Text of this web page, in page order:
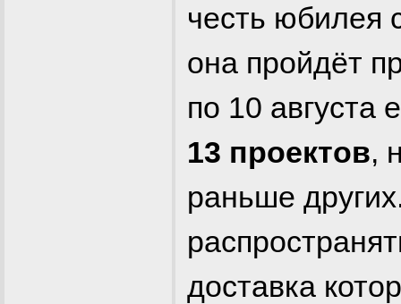
честь юбилея
она пройдёт
по 10 августа
13 проектов,
раньше
доставка